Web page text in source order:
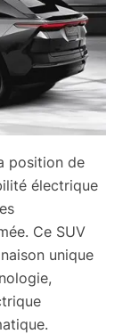
position de
électrique
Ce SUV
unique